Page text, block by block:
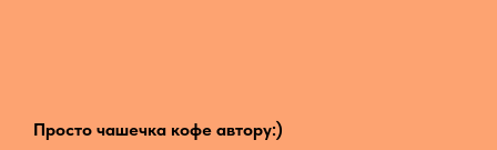
Просто чашечка кофе автору:)